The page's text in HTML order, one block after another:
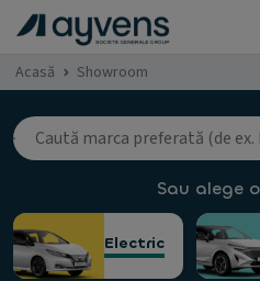
Acasă Showroom
Sau alege
Electric